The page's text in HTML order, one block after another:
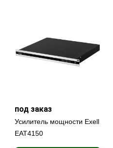
под заказ
Усилитель мощности Exell
EAT4150